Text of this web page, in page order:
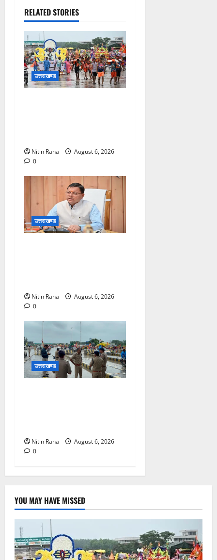
RELATED STORIES
उत्तराखण्ड
Nitin Rana
August 6, 2026
0
उत्तराखण्ड
Nitin Rana
August 6, 2026
0
उत्तराखण्ड
Nitin Rana
August 6, 2026
0
YOU MAY HAVE MISSED